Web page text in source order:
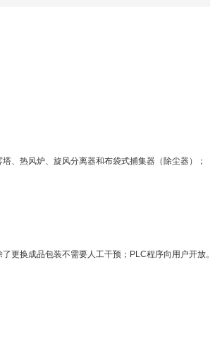
、热风炉、旋风分离器和布袋式捕集器（除尘器）；
更换成品包装不需要人工干预；PLC程序向用户开放。